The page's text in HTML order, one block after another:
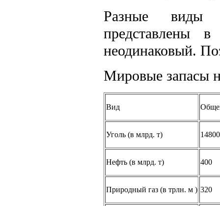
Разные виды
представлены
неодинаковый.
Мировые запасы
Вид
Уголь (в млрд. т) 14800
Нефть (в млрд. т) 400
Природный газ (в трлн. м ) 320